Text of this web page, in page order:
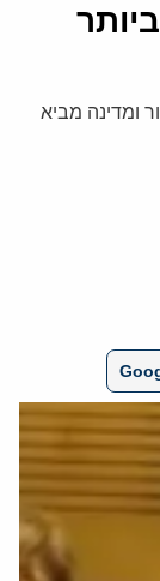
ומדינה מביא